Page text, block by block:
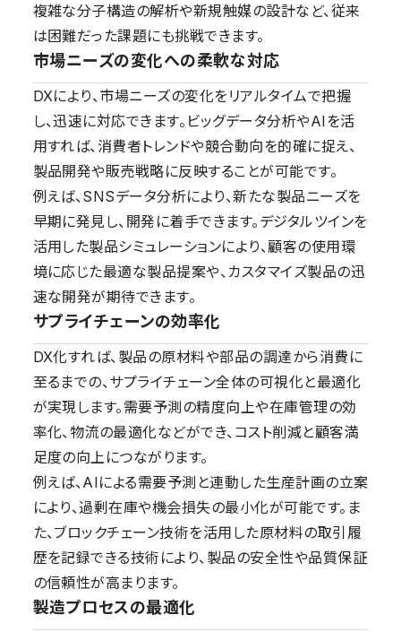
複雑な分子構造の解析や新規触媒の設計など、従来
は困難だった課題にも挑戦できます。
市場ニーズの変化への柔軟な対応
DXにより、市場ニーズの変化をリアルタイムで把握
し、迅速に対応できます。ビッグデータ分析やAIを活
用すれば、消費者トレンドや競合動向を的確に捉え、
製品開発や販売戦略に反映することが可能です。
例えば、SNSデータ分析により、新たな製品ニーズを
早期に発見し、開発に着手できます。デジタルツインを
活用した製品シミュレーションにより、顧客の使用環
境に応じた最適な製品提案や、カスタマイズ製品の迅
速な開発が期待できます。
サプライチェーンの効率化
DX化すれば、製品の原材料や部品の調達から消費に
至るまでの、サプライチェーン全体の可視化と最適化
が実現します。需要予測の精度向上や在庫管理の効
率化、物流の最適化などができ、コスト削減と顧客満
足度の向上につながります。
例えば、AIによる需要予測と連動した生産計画の立案
により、過剰在庫や機会損失の最小化が可能です。ま
た、ブロックチェーン技術を活用した原材料の取引履
歴を記録できる技術により、製品の安全性や品質保証
の信頼性が高まります。
製造プロセスの最適化